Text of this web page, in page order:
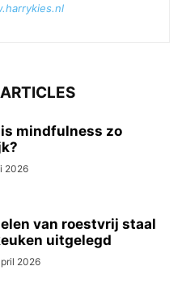
mindfulness zo
2026
van roestvrij staal
uitgelegd
2026